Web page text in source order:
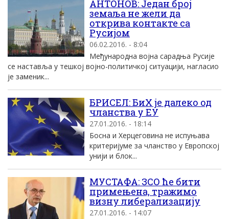
АНТОНОВ: Један број
земаља не жели да
открива контакте са
Русијом
06.02.2016. - 8:04
Међународна војна сарадња Русије
се наставља у тешкој војно-политичкој ситуацији, нагласио
је заменик...
БРИСЕЛ: БиХ је далеко од
чланства у ЕУ
27.01.2016. - 18:14
Босна и Херцеговина не испуњава
критеријуме за чланство у Европској
унији и блок...
МУСТАФА: ЗСО ће бити
примењена, тражимо
визну либерализацију
27.01.2016. - 14:07